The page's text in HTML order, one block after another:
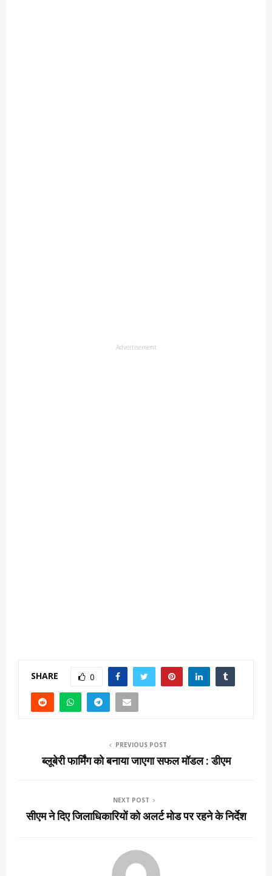
Advertisement
SHARE 0
PREVIOUS POST
ब्लूबेरी फार्मिंग को बनाया जाएगा सफल मॉडल : डीएम
NEXT POST
सीएम ने दिए जिलाधिकारियों को अलर्ट मोड पर रहने के निर्देश